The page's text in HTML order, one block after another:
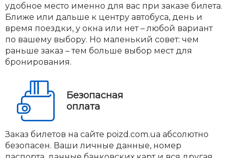
удобное место именно для вас при заказе билета.
Ближе или дальше к центру автобуса, день и
время поездки, у окна или нет – любой вариант
по вашему выбору. Но маленький совет: чем
раньше заказ – тем больше выбор мест для
бронирования.
Безопасная
оплата
Заказ билетов на сайте poizd.com.ua абсолютно
безопасен. Ваши личные данные, номер